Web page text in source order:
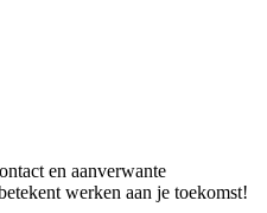
en aanverwante
werken aan je toekomst!